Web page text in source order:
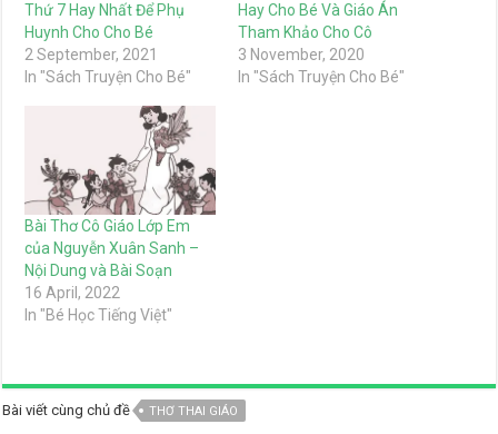
Thứ 7 Hay Nhất Để Phụ
Huynh Cho Cho Bé
2 September, 2021
In "Sách Truyện Cho Bé"
Hay Cho Bé Và Giáo Án
Tham Khảo Cho Cô
3 November, 2020
In "Sách Truyện Cho Bé"
Bài Thơ Cô Giáo Lớp Em
của Nguyễn Xuân Sanh –
Nội Dung và Bài Soạn
16 April, 2022
In "Bé Học Tiếng Việt"
Bài viết cùng chủ đề THƠ THAI GIÁO